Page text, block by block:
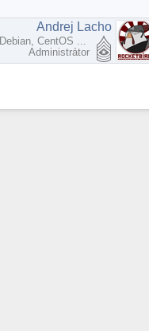
Andrej Lacho
Debian, CentOS ...
Administrátor